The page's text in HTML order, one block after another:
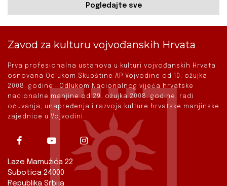
Pogledajte sve
Zavod za kulturu vojvođanskih Hrvata
Prva profesionalna ustanova u kulturi vojvođanskih Hrvata
osnovana Odlukom Skupštine AP Vojvodine od 10. ožujka
2008. godine i Odlukom Nacionalnog vijeća hrvatske
nacionalne manjine od 29. ožujka 2008. godine, radi
očuvanja, unapređenja i razvoja kulture hrvatske manjinske
zajednice u Vojvodini.
Laze Mamužića 22
Subotica 24000
Republika Srbija